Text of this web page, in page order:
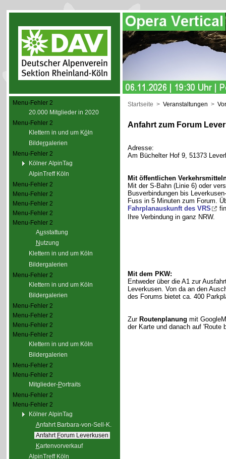
Menu-Fehler 2
20.000 Mitg lieder in 2020
Menu-Fehler 2
Klettern in und um Köln
Bildergalerien
Menu-Fehler 2
Kölner AlpinTag
AlpinTreff Köln
Menu-Fehler 2
Menu-Fehler 2
Menu-Fehler 2
Menu-Fehler 2
Menu-Fehler 2
Ausstattung
Nutzung
Klettern in und um Köln
Bildergalerien
Menu-Fehler 2
Klettern in und um Köln
Bildergalerien
Menu-Fehler 2
Menu-Fehler 2
Menu-Fehler 2
Menu-Fehler 2
Klettern in und um Köln
Bildergalerien
Menu-Fehler 2
Menu-Fehler 2
Mitglieder-Portraits
Menu-Fehler 2
Menu-Fehler 2
Kölner AlpinTag
Anfahrt Barbara-von-Sell-K.
Anfahrt Forum Leverkusen
Kartenvorverkauf
AlpinTreff Köln
Startseite > Veranstaltungen >
Anfahrt zum Forum
Adresse:
Am Büchelter Hof 9, 51373
Mit öffentlichen
Mit der S-Bahn (Linie 6) oder
Busverbindungen bis
Fuss in 5 Minuten zum Forum.
Fahrplanauskunft des VRS
Ihre Verbindung in ganz NRW.
Mit dem PKW:
Entweder über die A1 zur
Leverkusen. Von da an den
des Forums bietet ca. 400
Zur Routenplanung mit
der Karte und danach auf 'Route